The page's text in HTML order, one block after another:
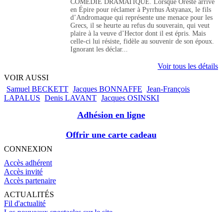
COMÉDIE DRAMATIQUE. Lorsque Oreste arrive
en Épire pour réclamer à Pyrrhus Astyanax, le fils
d’Andromaque qui représente une menace pour les
Grecs, il se heurte au refus du souverain, qui veut
plaire à la veuve d’Hector dont il est épris. Mais
celle-ci lui résiste, fidèle au souvenir de son époux.
Ignorant les déclar...
Voir tous les détails
VOIR AUSSI
Samuel BECKETT Jacques BONNAFFE Jean-François
LAPALUS Denis LAVANT Jacques OSINSKI
Adhésion en ligne
Offrir une carte cadeau
CONNEXION
Accès adhérent
Accès invité
Accès partenaire
ACTUALITÉS
Fil d'actualité